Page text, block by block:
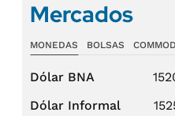
Mercados
MONEDAS BOLSAS
Dólar BNA
Dólar Informal